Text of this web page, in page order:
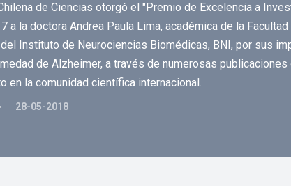
de Ciencias otorgó el "Premio de Excelencia a
a la doctora Andrea Paula Lima, académica de la
Instituto de Neurociencias Biomédicas, BNI, por sus
de Alzheimer, a través de numerosas publicaciones
en la comunidad científica internacional.
28-05-2018